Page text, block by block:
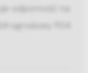
odporność na
ogrodowy 904